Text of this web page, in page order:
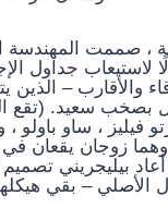
، صممت المهندسة
لاستيعاب جداول
والأقارب – الذين
بصخب سعيد. (تقع
فيليز ، ساو باولو ،
وهما زوجان يقعان
بيليجريني